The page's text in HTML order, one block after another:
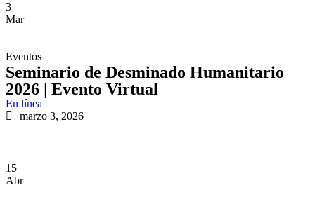
3
Mar
Eventos
Seminario de Desminado Humanitario
2026 | Evento Virtual
En línea
marzo 3, 2026
15
Abr